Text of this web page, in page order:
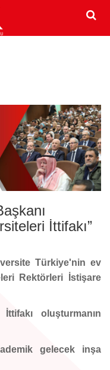
İttifakı”
Türkiye'nin ev
Rektörleri İstişare
oluşturmanın
gelecek inşa